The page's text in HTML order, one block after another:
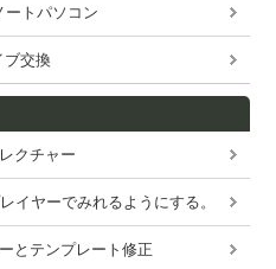
ートパソコン
ブ交換
クチャー
イヤーでみれるようにする。
とテンプレート修正